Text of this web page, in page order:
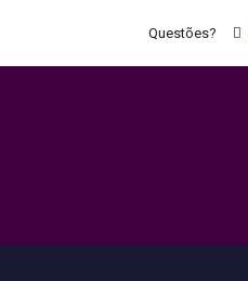
Questões?